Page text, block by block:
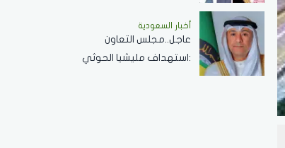
المستجدات الإقليمية
والعلاقات الثنائية
أخبار السعودية
عاجل..مجلس التعاون
:استهداف مليشيا الحوثي